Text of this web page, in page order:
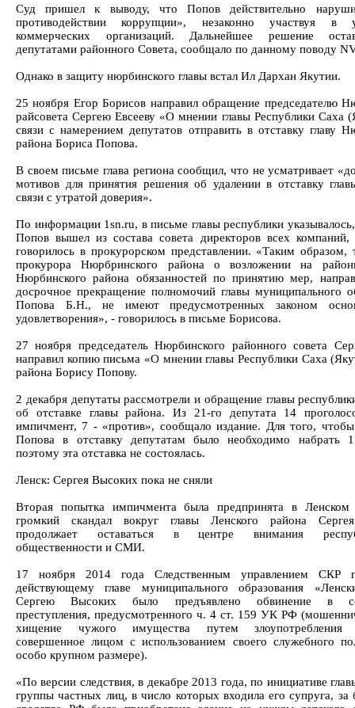
Суд пришел к выводу, что Попов действительно
противодействии коррупции», незаконно участвуя в
коммерческих организаций. Дальнейшее решение
депутатами районного Совета, сообщало по данному поводу
Однако в защиту нюрбинского главы встал Ил Дархан Якутии.
25 ноября Егор Борисов направил обращение председателю
райсовета Сергею Евсееву «О мнении главы Республики Саха
связи с намерением депутатов отправить в отставку главу
района Бориса Попова.
В своем письме глава региона сообщил, что не усматривает
мотивов для принятия решения об удалении в отставку
связи с утратой доверия».
По информации 1sn.ru, в письме главы республики
Попов вышел из состава совета директоров всех
говорилось в прокурорском представлении. «Таким образом,
прокурора Нюрбринского района о возложении на
Нюрбинского района обязанностей по принятию мер,
досрочное прекращение полномочий главы муниципального
Попова Б.Н., не имеют предусмотренных законом
удовлетворения», - говорилось в письме Борисова.
27 ноября председатель Нюрбинского районного совета
направил копию письма «О мнении главы Республики Саха
района Борису Попову.
2 декабря депутаты рассмотрели и обращение главы
об отставке главы района. Из 21-го депутата 14
импичмент, 7 - «против», сообщало издание. Для того, чтобы
Попова в отставку депутатам было необходимо набрать
поэтому эта отставка не состоялась.
Ленск: Сергея Высоких пока не сняли
Вторая попытка импичмента была предпринята в Ленском
громкий скандал вокруг главы Ленского района
продолжает оставаться в центре внимания
общественности и СМИ.
17 ноября 2014 года Следственным управлением СКР
действующему главе муниципального образования
Сергею Высоких было предъявлено обвинение в
преступления, предусмотренного ч. 4 ст. 159 УК РФ
хищение чужого имущества путем злоупотребления
совершенное лицом с использованием своего служебного
особо крупном размере).
«По версии следствия, в декабре 2013 года, по инициативе
группы частных лиц, в число которых входила его супруга,